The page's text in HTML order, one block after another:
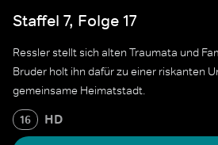
Staffel 7, Folge 17
Ressler stellt sich alten Traumata und
Bruder holt ihn dafür zu einer riskanten
gemeinsame Heimatstadt.
16 HD